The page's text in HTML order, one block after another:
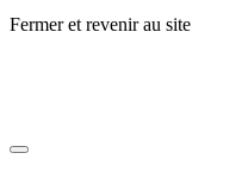
Fermer et revenir au site